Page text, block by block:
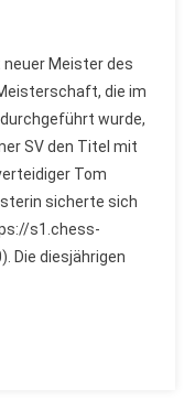
Meister des
die im
durchgeführt wurde,
SV den Titel mit
Tom
sicherte sich
s1.chess-
Die diesjährigen